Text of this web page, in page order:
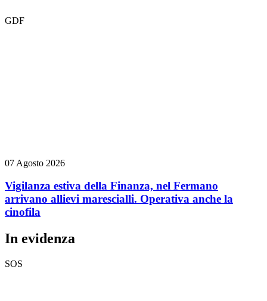
GDF
07 Agosto 2026
Vigilanza estiva della Finanza, nel Fermano
arrivano allievi marescialli. Operativa anche la
cinofila
In evidenza
SOS